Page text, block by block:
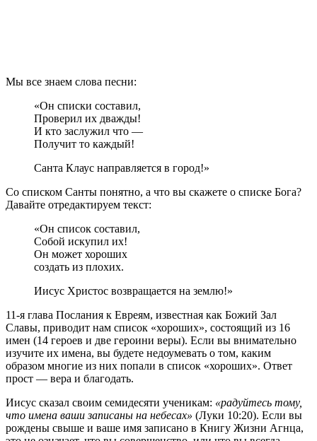
Мы все знаем слова песни:
«Он списки составил,
Проверил их дважды!
И кто заслужил что —
Получит то каждый!
Санта Клаус направляется в город!»
Со списком Санты понятно, а что вы скажете о списке Бога?
Давайте отредактируем текст:
«Он список составил,
Собой искупил их!
Он может хороших
создать из плохих.
Иисус Христос возвращается на землю!»
11-я глава Послания к Евреям, известная как Божий Зал
Славы, приводит нам список «хороших», состоящий из 16
имен (14 героев и две героини веры). Если вы внимательно
изучите их имена, вы будете недоумевать о том, каким
образом многие из них попали в список «хороших». Ответ
прост — вера и благодать.
Иисус сказал своим семидесяти ученикам: «радуйтесь тому,
что имена ваши записаны на небесах» (Луки 10:20). Если вы
рождены свыше и ваше имя записано в Книгу Жизни Агнца,